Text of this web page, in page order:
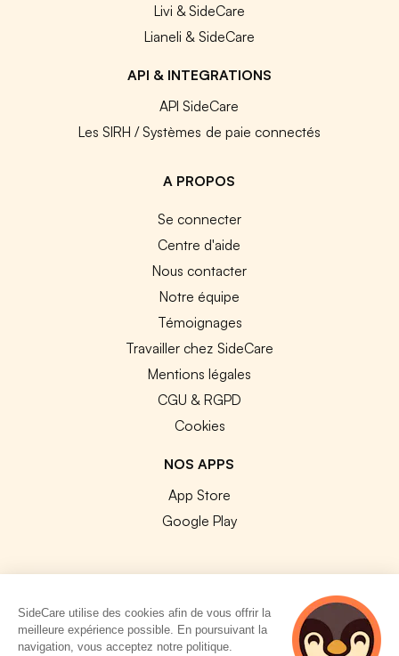
Livi & SideCare
Lianeli & SideCare
API & INTEGRATIONS
API SideCare
Les SIRH / Systèmes de paie connectés
A PROPOS
Se connecter
Centre d'aide
Nous contacter
Notre équipe
Témoignages
Travailler chez SideCare
Mentions légales
CGU & RGPD
Cookies
NOS APPS
App Store
Google Play
© 2026 SideCare. Tous droits réservés.
SideCare utilise des cookies afin de vous offrir la
meilleure expérience possible. En poursuivant la
navigation, vous acceptez notre politique.